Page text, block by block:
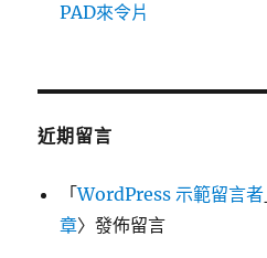
PAD來令片
近期留言
「WordPress 示範留言者
章〉發佈留言